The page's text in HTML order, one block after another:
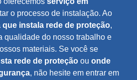
o processo de instalação. Ao
que instala rede de proteção,
qualidade do nosso trabalho e
materiais. Se você se
rede de proteção ou onde
, não hesite em entrar em